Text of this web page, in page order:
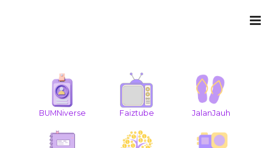
BUMNiverse Faiztube JalanJauh